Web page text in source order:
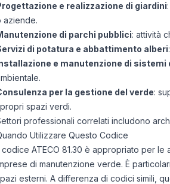
e realizzazione di giardini
aziende.
di parchi pubblici: attività
di potatura e abbattimento alberi
e manutenzione di sistemi
per la gestione del verde:
spazi verdi.
professionali correlati includono
Utilizzare Questo Codice
codice ATECO 81.30 è appropriato per
di manutenzione verde. È
esterni. A differenza di codici simili,